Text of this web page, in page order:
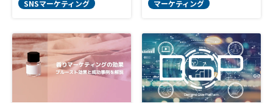
SNSマーケティング マーケティング